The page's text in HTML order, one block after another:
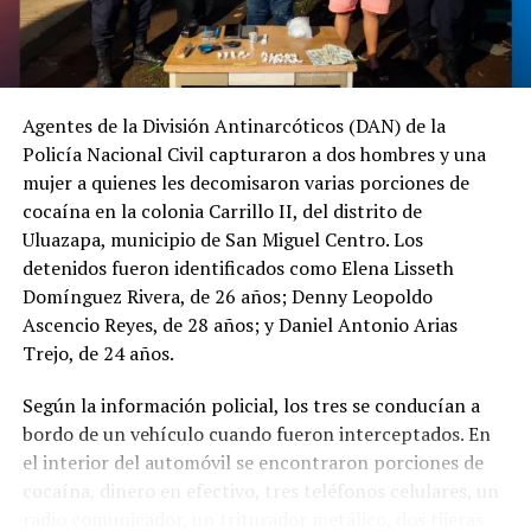
búsqueda, en
coordinación con la
@PNCSV.
Afortunadamente, ha
sido localizado sin ser
víctima de ningún
delito.
pic.twitter.com/
— Fiscalía General de
la República El
Salvador (@FGR_SV)
Agentes de la División Antinarcóticos (DAN) de la
Policía Nacional Civil capturaron a dos hombres y una
mujer a quienes les decomisaron varias porciones de
cocaína en la colonia Carrillo II, del distrito de
Uluazapa, municipio de San Miguel Centro. Los
detenidos fueron identificados como Elena Lisseth
Domínguez Rivera, de 26 años; Denny Leopoldo
Ascencio Reyes, de 28 años; y Daniel Antonio Arias
Trejo, de 24 años.
Según la información policial, los tres se conducían a
bordo de un vehículo cuando fueron interceptados. En
el interior del automóvil se encontraron porciones de
cocaína, dinero en efectivo, tres teléfonos celulares, un